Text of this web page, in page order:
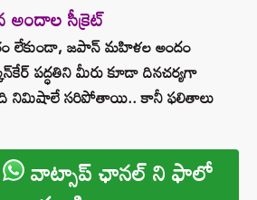
సీక్రెట్
లేకుండా, జపాన్ మహిళల అందం
పద్ధతిని మీరు కూడా దినచర్యగా
నిమిషాలే సరిపోతాయి.. కానీ ఫలితాలు
వాట్సాప్ ఛానల్ ని ఫాలో